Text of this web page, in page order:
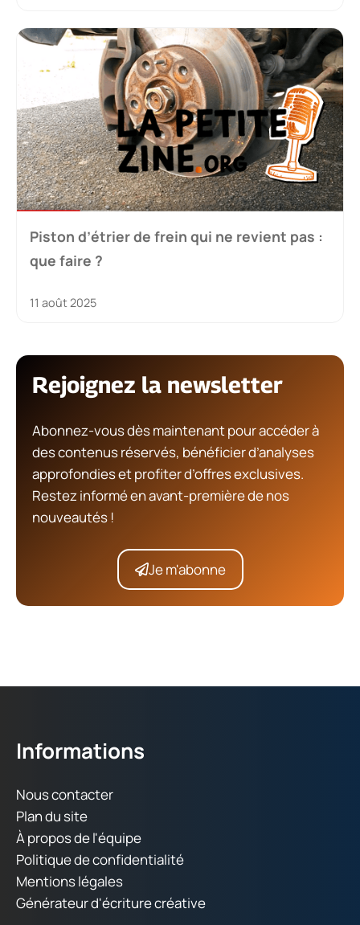
Piston d’étrier de frein qui ne revient pas :
que faire ?
11 août 2025
Rejoignez la newsletter
Abonnez-vous dès maintenant pour accéder à
des contenus réservés, bénéficier d’analyses
approfondies et profiter d’offres exclusives.
Restez informé en avant-première de nos
nouveautés !
Je m'abonne
Informations
Nous contacter
Plan du site
À propos de l'équipe
Politique de confidentialité
Mentions légales
Générateur d'écriture créative